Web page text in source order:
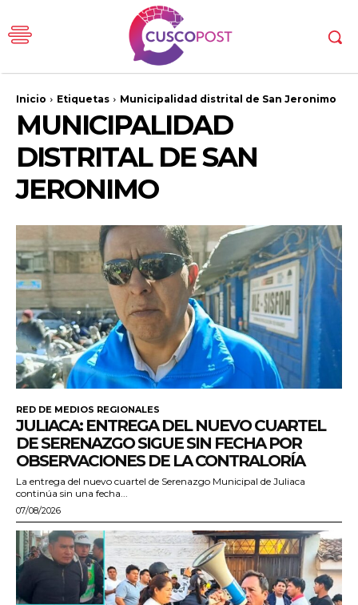
Inicio Etiquetas Municipalidad distrital de San Jeronimo
MUNICIPALIDAD
DISTRITAL DE SAN
JERONIMO
RED DE MEDIOS REGIONALES
JULIACA: ENTREGA DEL NUEVO CUARTEL
DE SERENAZGO SIGUE SIN FECHA POR
OBSERVACIONES DE LA CONTRALORÍA
La entrega del nuevo cuartel de Serenazgo Municipal de Juliaca
continúa sin una fecha...
07/08/2026